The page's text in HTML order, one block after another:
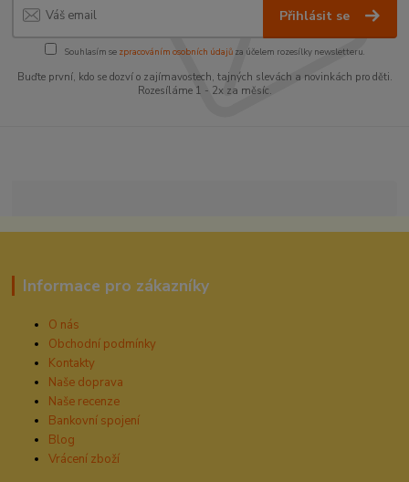
Přihlásit se
Souhlasím se zpracováním osobních údajůza účelem rozesílky newsletteru.
Buďte první, kdo se dozví o zajímavostech, tajných slevách a novinkách pro děti.
Rozesíláme 1 - 2x za měsíc.
Informace pro zákazníky
O nás
Obchodní podmínky
Kontakty
Naše doprava
Naše recenze
Bankovní spojení
Blog
Vrácení zboží